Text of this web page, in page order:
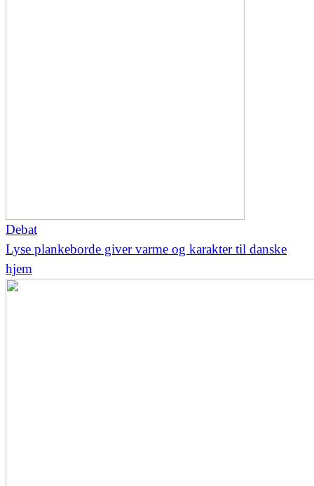
Debat
Lyse plankeborde giver varme og karakter til danske
hjem